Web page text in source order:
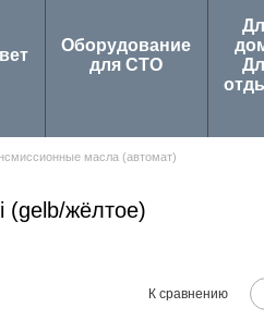
Оборудование
для СТО
масла (автомат)
(gelb/жёлтое)
К сравнению